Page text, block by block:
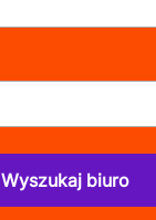
Wyszukaj biuro